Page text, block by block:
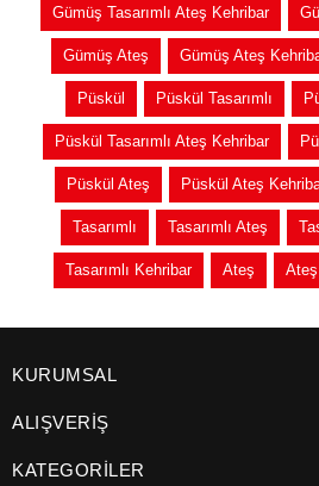
Gümüş Tasarımlı Ateş Kehribar
Gümüş Ateş Gümüş Ateş
Püskül Püskül Tasarımlı
Püskül Tasarımlı Ateş Kehribar
Püskül Ateş Püskül Ateş
Tasarımlı Tasarımlı Ateş
Tasarımlı Kehribar Ateş
KURUMSAL
ALIŞVERİŞ
KATEGORİLER